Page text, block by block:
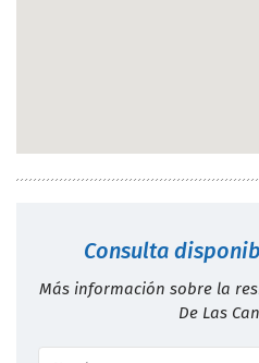
Consulta
Más información sobre la
De Las